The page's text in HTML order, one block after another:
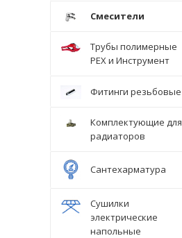
Смесители
Трубы полимерные
PEX и Инструмент
Фитинги резьбовые
Комплектующие для
радиаторов
Сантехарматура
Сушилки
электрические
напольные